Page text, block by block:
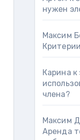
нужен
Максим
Карина к
члена?
Максим
Аренда